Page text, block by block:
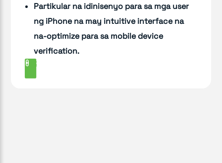
Partikular na idinisenyo para sa mga user
ng iPhone na may intuitive interface na
na-optimize para sa mobile device
verification.